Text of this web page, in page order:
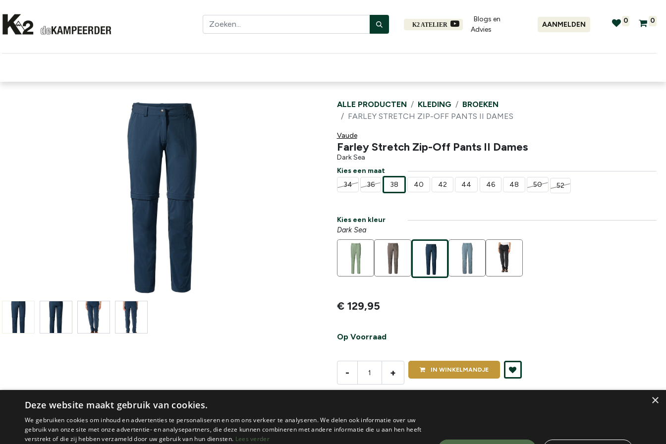
K2 ATELIER
Blogs en
Advies​
AANMELDEN 0 0
ALLE PRODUCTEN KLEDING
BROEKEN
FARLEY STRETCH ZIP-OFF PANTS II DAMES
Vaude
Farley Stretch Zip-Off Pants II Dames
Dark Sea
Kies een maat
34
36 38 40 42 44 46 48 50 52
Kies een kleur
Dark Sea
€ 129,95
Op Voorraad
- + IN WINKELMANDJE
×
Deze website maakt gebruik van cookies.
We gebruiken cookies om inhoud en advertenties te personaliseren en om ons verkeer te analyseren. We delen ook informatie over uw
gebruik van onze site met onze advertentie- en analysepartners, die deze kunnen combineren met andere informatie die u aan hen heeft
verstrekt of die zij hebben verzameld door uw gebruik van hun diensten. Lees verder